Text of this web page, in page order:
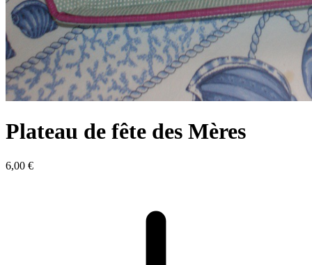
Plateau de fête des Mères
6,00 €